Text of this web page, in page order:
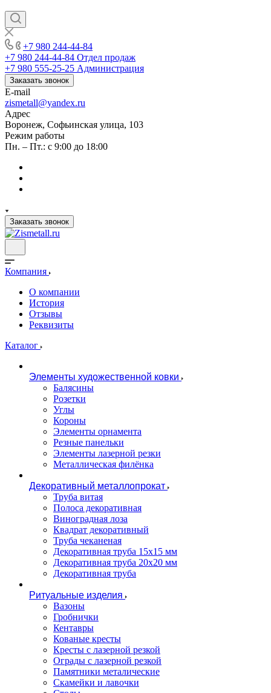
+7 980 244-44-84
+7 980 244-44-84 Отдел продаж
+7 980 555-25-25 Администрация
Заказать звонок
E-mail
zismetall@yandex.ru
Адрес
Воронеж, Софьинская улица, 103
Режим работы
Пн. – Пт.: с 9:00 до 18:00
Заказать звонок
Компания
О компании
История
Отзывы
Реквизиты
Каталог
Элементы художественной ковки
Балясины
Розетки
Углы
Короны
Элементы орнамента
Резные панельки
Элементы лазерной резки
Металлическая филёнка
Декоративный металлопрокат
Труба витая
Полоса декоративная
Виноградная лоза
Квадрат декоративный
Труба чеканеная
Декоративная труба 15х15 мм
Декоративная труба 20х20 мм
Декоративная труба
Ритуальные изделия
Вазоны
Гробнички
Кентавры
Кованые кресты
Кресты с лазерной резкой
Ограды с лазерной резкой
Памятники металические
Скамейки и лавочки